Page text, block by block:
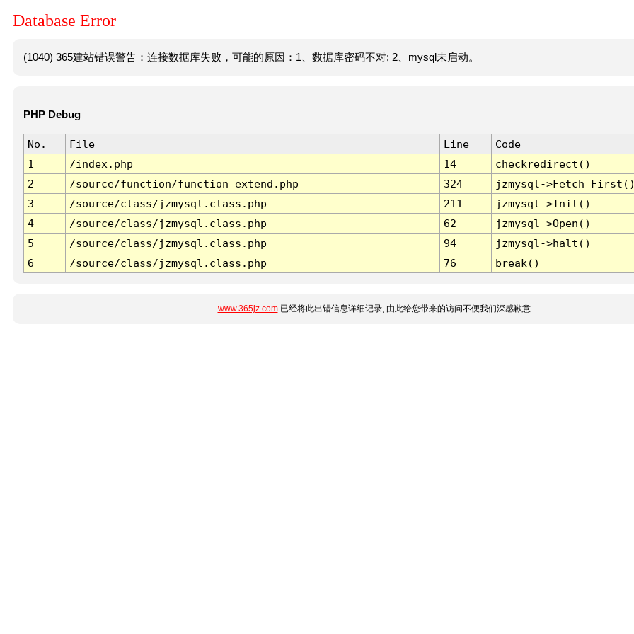
Database Error
(1040) 365建站错误警告：连接数据库失败，可能的原因：1、数据库密码不对; 2、mysql未启动。
PHP Debug
No. File Line
Code
1
/index.php 14
checkredirect()
2
/source/function/function_extend.php 324
jzmysql-
3
/source/class/jzmysql.class.php 211
jzmysql->Init()
4
/source/class/jzmysql.class.php 62
jzmysql->Open()
5
/source/class/jzmysql.class.php 94
jzmysql->halt()
6
/source/class/jzmysql.class.php 76 break()
www.365jz.com已经将此出错信息详细记录, 由此给您带来的访问不便我们深感歉意.